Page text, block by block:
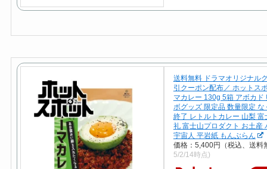
送料無料 ドラマオリジナル
引クーポン配布／ ホットス
マカレー 130g 5箱 アボカド
ボグッズ 限定品 数量限定 な
終了 レトルトカレー 山梨 富
礼 富士山プロダクト お土産
宇宙人 平岩紙 もんぶらん
価格：5,400円（税込、送料
5/2/14時点)